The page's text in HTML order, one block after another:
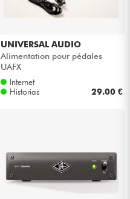
UNIVERSAL AUDIO
Alimentation pour pédales
UAFX
Internet
Historias
29.00 €